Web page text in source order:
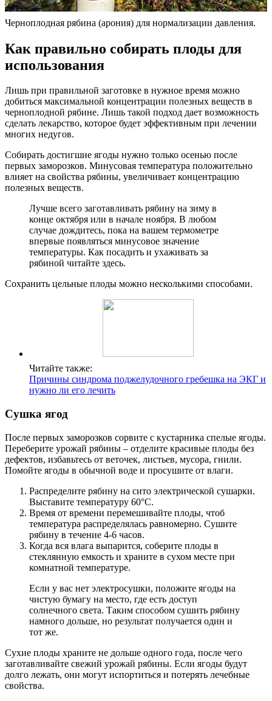
Черноплодная рябина (арония) для нормализации давления.
Как правильно собирать плоды для
использования
Лишь при правильной заготовке в нужное время можно
добиться максимальной концентрации полезных веществ в
черноплодной рябине. Лишь такой подход дает возможность
сделать лекарство, которое будет эффективным при лечении
многих недугов.
Собирать достигшие ягоды нужно только осенью после
первых заморозков. Минусовая температура положительно
влияет на свойства рябины, увеличивает концентрацию
полезных веществ.
Лучше всего заготавливать рябину на зиму в
конце октября или в начале ноября. В любом
случае дождитесь, пока на вашем термометре
впервые появляться минусовое значение
температуры. Как посадить и ухаживать за
рябиной читайте здесь.
Сохранить цельные плоды можно несколькими способами.
Читайте также:
Причины синдрома поджелудочного гребешка на ЭКГ и
нужно ли его лечить
Сушка ягод
После первых заморозков сорвите с кустарника спелые ягоды.
Переберите урожай рябины – отделите красивые плоды без
дефектов, избавьтесь от веточек, листьев, мусора, гнили.
Помойте ягоды в обычной воде и просушите от влаги.
Распределите рябину на сито электрической сушарки.
Выставите температуру 60°С.
Время от времени перемешивайте плоды, чтоб
температура распределялась равномерно. Сушите
рябину в течение 4-6 часов.
Когда вся влага выпарится, соберите плоды в
стеклянную емкость и храните в сухом месте при
комнатной температуре.
Если у вас нет электросушки, положите ягоды на
чистую бумагу на место, где есть доступ
солнечного света. Таким способом сушить рябину
намного дольше, но результат получается один и
тот же.
Сухие плоды храните не дольше одного года, после чего
заготавливайте свежий урожай рябины. Если ягоды будут
долго лежать, они могут испортиться и потерять лечебные
свойства.